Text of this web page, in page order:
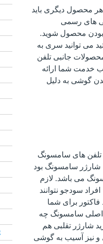
محصول دیگری باید
های رسمی
بودن محصول شوید.
می توانید سری به
جانبی تلفن
خدمت شما ارائه
گوشی به دلیل
تلفن های سامسونگ
شارژر سامسونگ بود
می باشد. لازم
سودجو نتوانند
برای شما
اصلی سامسونگ چه
شارژر تقلبی هم
و نیز آسیب به گوشی